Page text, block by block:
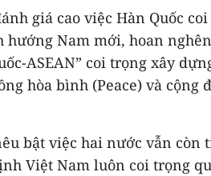
giá cao việc Hàn Quốc
hướng Nam mới, hoan
ASEAN” coi trọng xây
hòa bình (Peace) và
bật việc hai nước vẫn còn
Việt Nam luôn coi trọng